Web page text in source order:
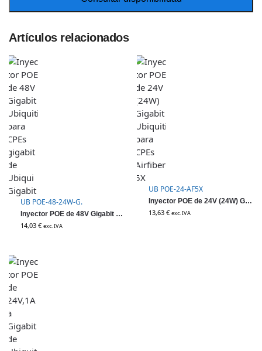
Artículos relacionados
UB POE-48-24W-G.
Inyector POE de 48V Gigabit Ubiquiti para CPEs gigabit de Ubiqui Gigabit
14,03 € exc. IVA
UB POE-24-AF5X
Inyector POE de 24V (24W) Gigabit Ubiquiti para CPEs Airfiber 5X
13,63 € exc. IVA